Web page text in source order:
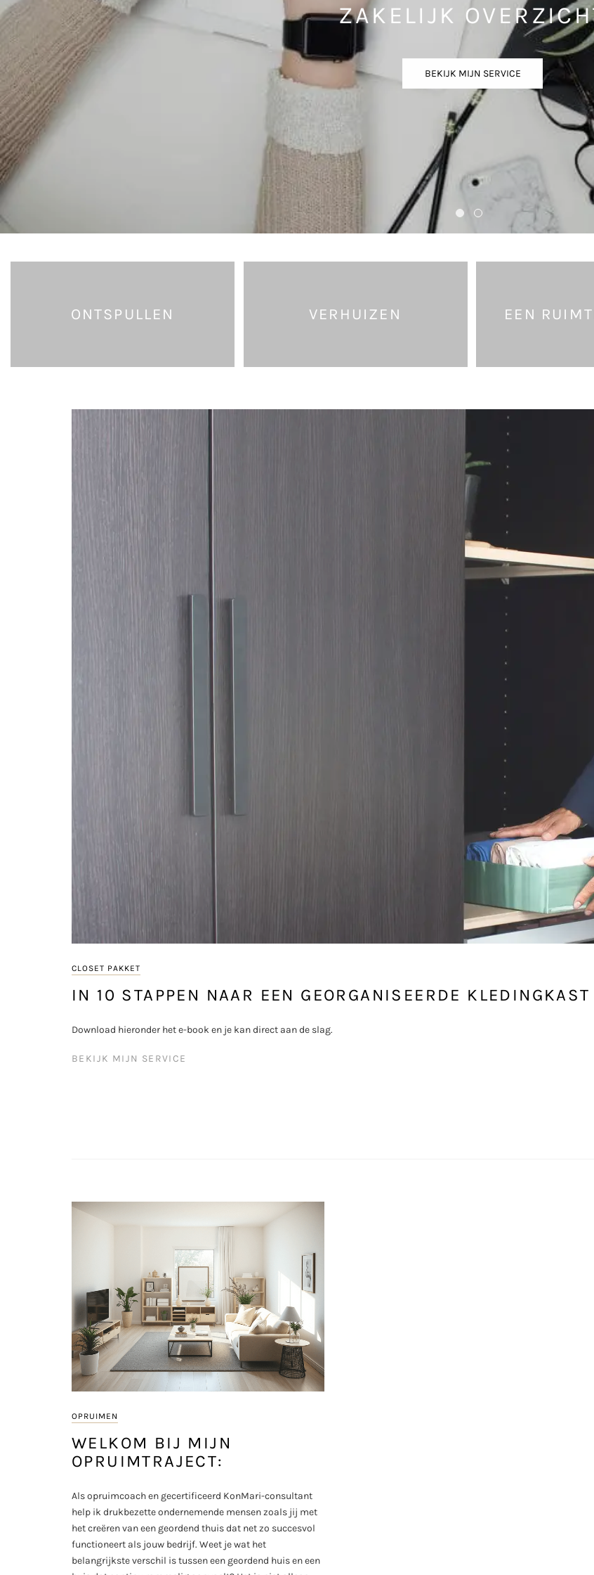
ZAKELIJK
BEKIJK MIJN SERVICE
ONTSPULLEN VERHUIZEN EEN
CLOSET PAKKET
IN 10 STAPPEN NAAR EEN GEORGANISEERDE KLEDINGKAST
Download hieronder het e-book en je kan direct aan de slag.
BEKIJK MIJN SERVICE
OPRUIMEN
WELKOM BIJ MIJN
OPRUIMTRAJECT:
Als opruimcoach en gecertificeerd KonMari-consultant
help ik drukbezette ondernemende mensen zoals jij met
het creëren van een geordend thuis dat net zo succesvol
functioneert als jouw bedrijf. Weet je wat het
belangrijkste verschil is tussen een geordend huis en een